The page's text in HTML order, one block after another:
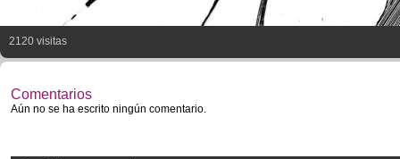
2120 visitas
Comentarios
Aún no se ha escrito ningún comentario.